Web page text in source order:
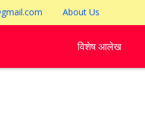
About Us
विशेष आलेख